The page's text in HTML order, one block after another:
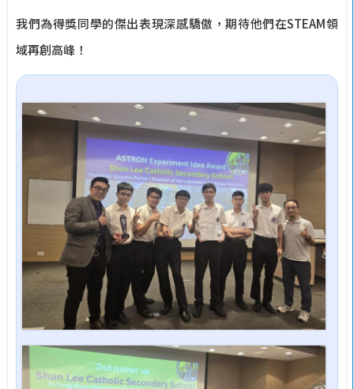
我們為得獎同學的傑出表現深感驕傲，期待他們在STEAM領
域再創高峰！